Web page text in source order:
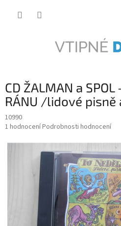
CD ŽALMAN a SPOL
RÁNU /lidové
10990
Průměrné
produktu
1 hodnoceníPodrobnosti hodnocení